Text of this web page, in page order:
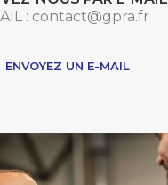
: contact@gpra.fr
ENVOYEZ UN E-MAIL